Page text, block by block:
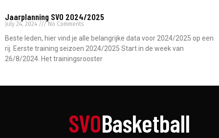
Jaarplanning SVO 2024/2025
July 24, 2024 No Comments
Beste leden, hier vind je alle belangrijke data voor 2024/2025 op een
rij. Eerste training seizoen 2024/2025 Start in de week van
26/8/2024. Het trainingsrooster
SVOBasketball